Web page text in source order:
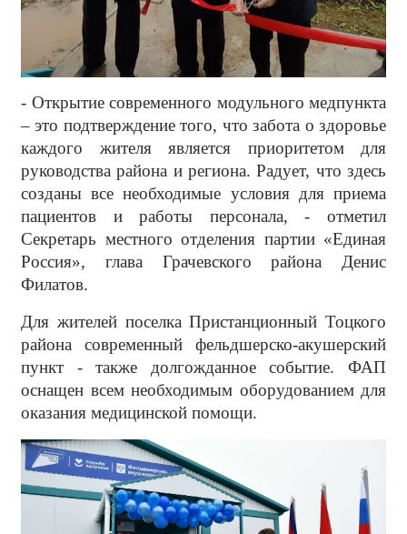
- Открытие современного модульного медпункта
– это подтверждение того, что забота о здоровье
каждого жителя является приоритетом для
руководства района и региона. Радует, что здесь
созданы все необходимые условия для приема
пациентов и работы персонала, - отметил
Секретарь местного отделения партии «Единая
Россия», глава Грачевского района Денис
Филатов.
Для жителей поселка Пристанционный Тоцкого
района современный фельдшерско-акушерский
пункт - также долгожданное событие. ФАП
оснащен всем необходимым оборудованием для
оказания медицинской помощи.